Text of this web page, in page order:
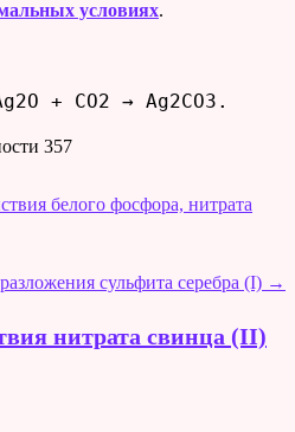
условиях.
+ CO2 → Ag2CO3.
357
белого фосфора, нитрата
сульфита серебра (I) →
нитрата свинца (II)